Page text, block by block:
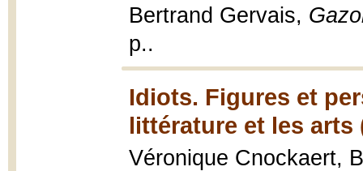
Bertrand Gervais,
p..
Idiots. Figures et
littérature et les arts
Véronique Cnockaert,